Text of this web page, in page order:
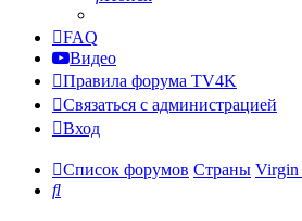
FAQ
Видео
Правила форума TV4K
Связаться с администрацией
Вход
Список форумов Страны Virgin
Поиск